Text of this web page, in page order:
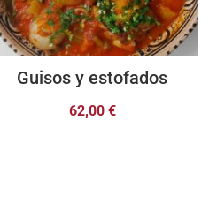
Guisos y estofados
62,00 €